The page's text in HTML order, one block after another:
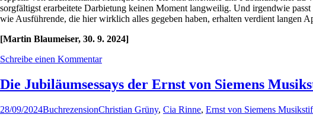
sorgfältigst erarbeitete Darbietung keinen Moment langweilig. Und irgendwie
wie Ausführende, die hier wirklich alles gegeben haben, erhalten verdient langen
[Martin Blaumeiser, 30. 9. 2024]
Schreibe einen Kommentar
Die Jubiläumsessays der Ernst von Siemens
28/09/2024BuchrezensionChristian Grüny, Cia Rinne, Ernst von Siemens